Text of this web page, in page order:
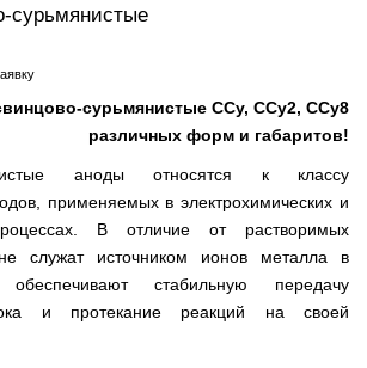
сурьмянистые
сурьмянистые ССу, ССу2, ССу8
различных форм и габаритов!
аноды относятся к классу
применяемых в электрохимических и
В отличие от растворимых
служат источником ионов металла в
стабильную передачу
и протекание реакций на своей